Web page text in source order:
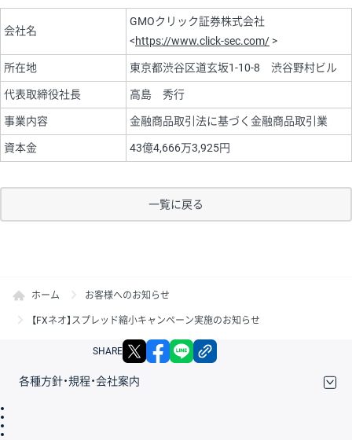
会社名
GMOクリック証券株式会社
<https://www.click-sec.com/ >
所在地 東京都渋谷区道玄坂1-10-8 渋谷野村ビル
代表取締役社長 高島 秀行
事業内容 金融商品取引法に基づく金融商品取引業
資本金 43億4,666万3,925円
一覧に戻る
ホーム お客様へのお知らせ
【FXネオ】スプレッド縮小キャンペーン実施のお知らせ
SHARE X facebook
各種方針・規程・会社案内